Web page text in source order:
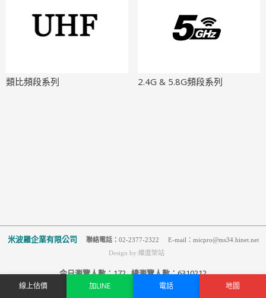
類比頻段系列 2.4G & 5.8G頻段系列
米波羅企業有限公司 聯絡電話： 02-2377-2322 E-mail：micpro@ms34.hinet.net
Design by:維度架站
今日瀏覽人數：172總瀏覽人數：6310212
線上估價 加LINE 電話 地圖